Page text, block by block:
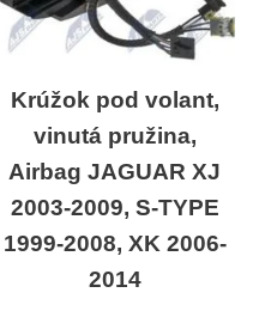
Krúžok pod volant,
vinutá pružina,
Airbag JAGUAR XJ
2003-2009, S-TYPE
1999-2008, XK 2006-
2014